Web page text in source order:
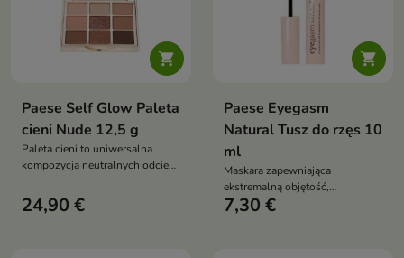

Paese Self Glow Paleta
cieni Nude 12,5 g
Paleta cieni to uniwersalna
kompozycja neutralnych odcieni
ułatwiającej blendowanie.
Pozwala tworzyć płynne
24,90 €

Paese Eyegasm
Natural Tusz do rzęs 10
ml
Maskara zapewniająca
ekstremalną objętość,
podkręcenie i efekt push-up już
7,30 €